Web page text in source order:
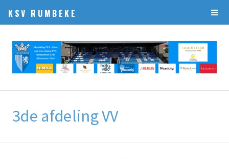
KSV RUMBEKE
3de afdeling VV